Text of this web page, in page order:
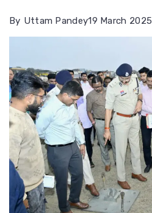
By Uttam Pandey19 March 2025